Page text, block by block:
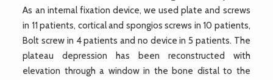
As an internal fixation device, we used plate and screws
in 11 patients, cortical and spongios screws in 10 patients,
Bolt screw in 4 patients and no device in 5 patients. The
plateau depression has been reconstructed with
elevation through a window in the bone distal to the